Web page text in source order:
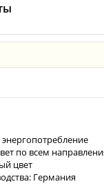
по всем
цвет
Германия